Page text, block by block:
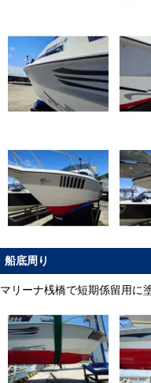
船底周り
マリーナ桟橋で短期係留用に